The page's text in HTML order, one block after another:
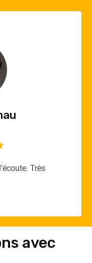
expertise!
avec